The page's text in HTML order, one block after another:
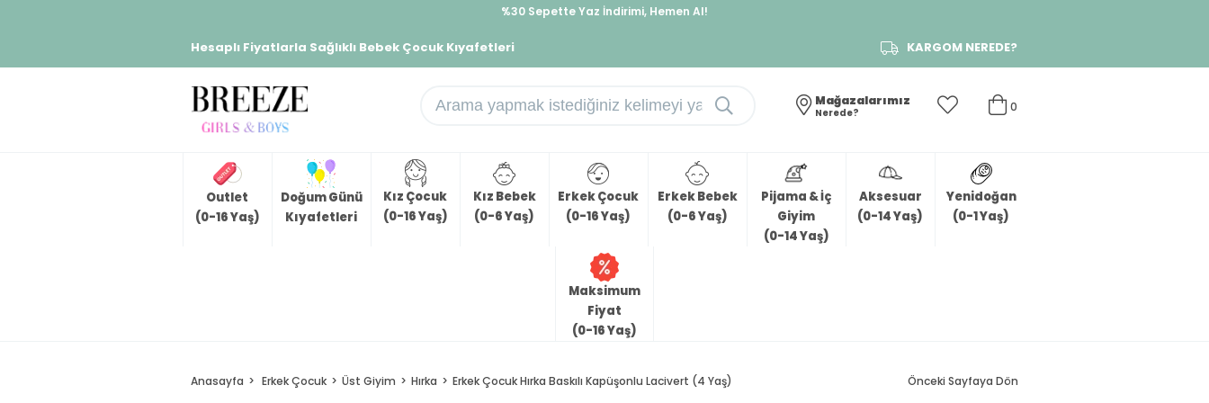
%30 Sepette Yaz İndirimi, Hemen Al!
Hesaplı Fiyatlarla Sağlıklı Bebek Çocuk Kıyafetleri KARGOM NEREDE?
0
Mağazalarımız
Nerede?
Outlet
(0-16 Yaş)
Doğum Günü
Kıyafetleri
Kız Çocuk
(0-16 Yaş)
Kız Bebek
(0-6 Yaş)
Erkek Çocuk
(0-16 Yaş)
Erkek Bebek
(0-6 Yaş)
Pijama & İç
Giyim
(0-14 Yaş)
Aksesuar
(0-14 Yaş)
Yenidoğan
(0-1 Yaş)
Maksimum
Fiyat
(0-16 Yaş)
Anasayfa Erkek Çocuk Üst Giyim Hırka Erkek Çocuk Hırka Baskılı Kapüşonlu Lacivert (4 Yaş) Önceki Sayfaya Dön